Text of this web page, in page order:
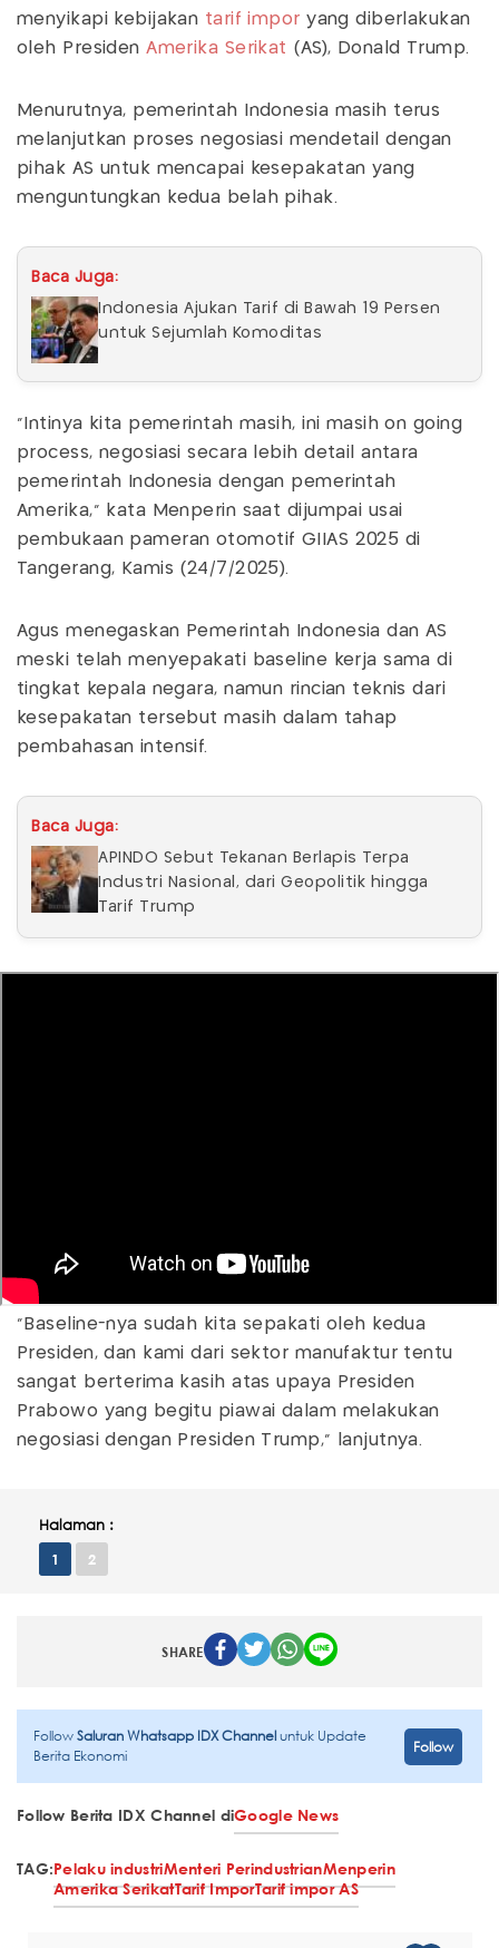
menyikapi kebijakan tarif impor yang diberlakukan
oleh PresidenAmerika Serikat (AS), Donald Trump.
Menurutnya, pemerintah Indonesia masih terus
melanjutkan proses negosiasi mendetail dengan
pihak AS untuk mencapai kesepakatan yang
menguntungkan kedua belah pihak.
Baca Juga:
Indonesia Ajukan Tarif di Bawah 19 Persen
untuk Sejumlah Komoditas
"Intinya kita pemerintah masih, ini masih on going
process, negosiasi secara lebih detail antara
pemerintah Indonesia dengan pemerintah
Amerika," kata Menperin saat dijumpai usai
pembukaan pameran otomotif GIIAS 2025 di
Tangerang, Kamis (24/7/2025).
Agus menegaskan Pemerintah Indonesia dan AS
meski telah menyepakati baseline kerja sama di
tingkat kepala negara, namun rincian teknis dari
kesepakatan tersebut masih dalam tahap
pembahasan intensif.
Baca Juga:
APINDO Sebut Tekanan Berlapis Terpa
Industri Nasional, dari Geopolitik hingga
Tarif Trump
"Baseline-nya sudah kita sepakati oleh kedua
Presiden, dan kami dari sektor manufaktur tentu
sangat berterima kasih atas upaya Presiden
Prabowo yang begitu piawai dalam melakukan
negosiasi dengan Presiden Trump," lanjutnya.
Halaman :
1 2
SHARE
FollowSaluran Whatsapp IDX Channeluntuk Update
Berita Ekonomi
Follow
Follow Berita IDX Channel diGoogle News
TAG:Pelaku industriMenteri PerindustrianMenperin
Amerika SerikatTarif ImporTarif impor AS